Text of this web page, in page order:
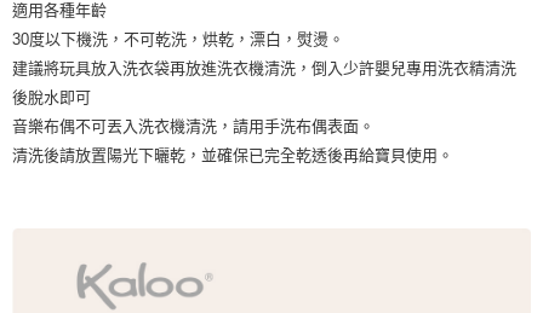
適用各種年齡
30度以下機洗，不可乾洗，烘乾，漂白，熨燙。
建議將玩具放入洗衣袋再放進洗衣機清洗，倒入少許嬰兒專用洗衣精清洗
後脫水即可
音樂布偶不可丟入洗衣機清洗，請用手洗布偶表面。
清洗後請放置陽光下曬乾，並確保已完全乾透後再給寶貝使用。